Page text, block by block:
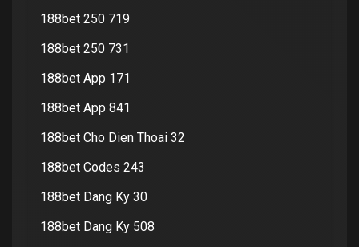
188bet 250 719
188bet 250 731
188bet App 171
188bet App 841
188bet Cho Dien Thoai 32
188bet Codes 243
188bet Dang Ky 30
188bet Dang Ky 508